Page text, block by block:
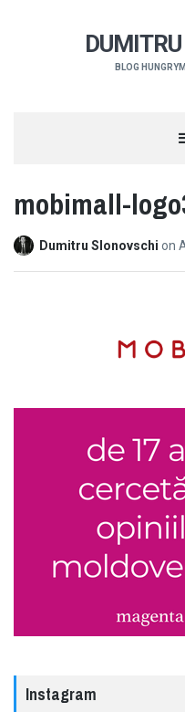
BLOG
mobimall-
Dumitru Slonovschi on
Instagram